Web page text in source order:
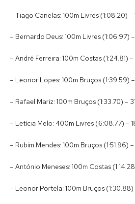
– Tiago Canelas: 100m Livres (1:08.20) –
– Bernardo Deus: 100m Livres (1:06.97) –
– André Ferreira: 100m Costas (1:24.81) –
– Leonor Lopes: 100m Bruços (1:39.59) –
– Rafael Mariz: 100m Bruços (1:33.70) –
– Letícia Melo: 400m Livres (6:08.77) –
– Rubim Mendes: 100m Bruços (1:51.96)
– António Meneses: 100m Costas
– Leonor Portela: 100m Bruços (1:30.88)